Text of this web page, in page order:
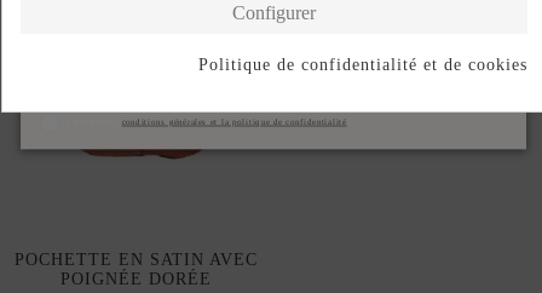
POCHETTE EN SATIN AVEC
POIGNÉE DORÉE
conditions générales et la politique de confidentialité
Configurer
Politique de confidentialité et de cookies